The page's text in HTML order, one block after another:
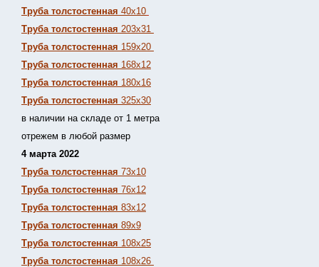
Труба толстостенная 40х10
Труба толстостенная 203х31
Труба толстостенная 159х20
Труба толстостенная 168х12
Труба толстостенная 180х16
Труба толстостенная 325х30
в наличии на складе от 1 метра
отрежем в любой размер
4 марта 2022
Труба толстостенная 73х10
Труба толстостенная 76х12
Труба толстостенная 83х12
Труба толстостенная 89х9
Труба толстостенная 108х25
Труба толстостенная 108х26